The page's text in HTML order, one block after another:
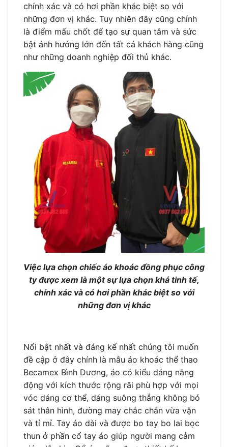
chính xác và có hơi phần khác biệt so với
những đơn vị khác. Tuy nhiên đây cũng chính
là điểm mấu chốt để tạo sự quan tâm và sức
bật ảnh hưởng lớn đến tất cả khách hàng cũng
như những doanh nghiệp đối thủ khác.
Việc lựa chọn chiếc áo khoác đồng phục công
ty được xem là một sự lựa chọn khá tinh tế,
chính xác và có hơi phần khác biệt so với
những đơn vị khác
Nổi bật nhất và đáng kể nhất chúng tôi muốn
đề cập ở đây chính là mẫu áo khoác thể thao
Becamex Bình Dương, áo có kiểu dáng năng
động với kích thước rộng rãi phù hợp với mọi
vóc dáng cơ thể, dáng suông thẳng không bó
sát thân hình, đường may chắc chắn vừa vặn
và tỉ mỉ. Tay áo dài và được bo tay bo lai bọc
thun ở phần cổ tay áo giúp người mang cảm